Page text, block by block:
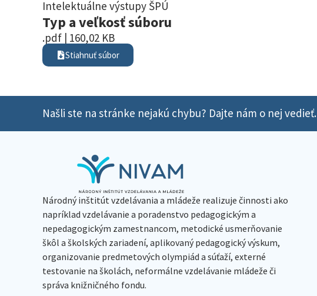
Intelektuálne výstupy ŠPÚ
Typ a veľkosť súboru
.pdf | 160,02 KB
Stiahnuť súbor
Našli ste na stránke nejakú chybu? Dajte nám o nej vedieť.
Národný inštitút vzdelávania a mládeže realizuje činnosti ako
napríklad vzdelávanie a poradenstvo pedagogickým a
nepedagogickým zamestnancom, metodické usmerňovanie
škôl a školských zariadení, aplikovaný pedagogický výskum,
organizovanie predmetových olympiád a súťaží, externé
testovanie na školách, neformálne vzdelávanie mládeže či
správa knižničného fondu.